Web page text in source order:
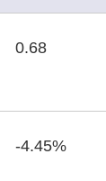
0.68
-4.45%